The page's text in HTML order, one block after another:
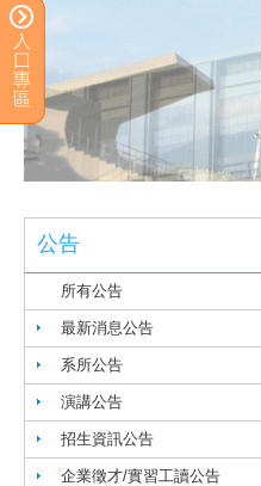
公告
所有公告
最新消息公告
系所公告
演講公告
招生資訊公告
企業徵才/實習工讀公告